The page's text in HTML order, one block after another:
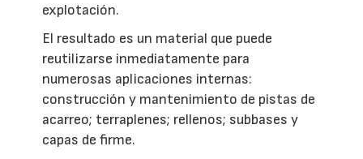
explotación.
El resultado es un material que puede
reutilizarse inmediatamente para
numerosas aplicaciones internas:
construcción y mantenimiento de pistas de
acarreo; terraplenes; rellenos; subbases y
capas de firme.